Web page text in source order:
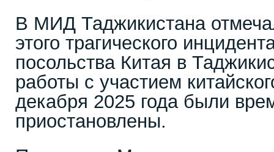
В МИД Таджикистана
этого трагического
посольства Китая в
работы с участием
декабря 2025 года были
приостановлены.